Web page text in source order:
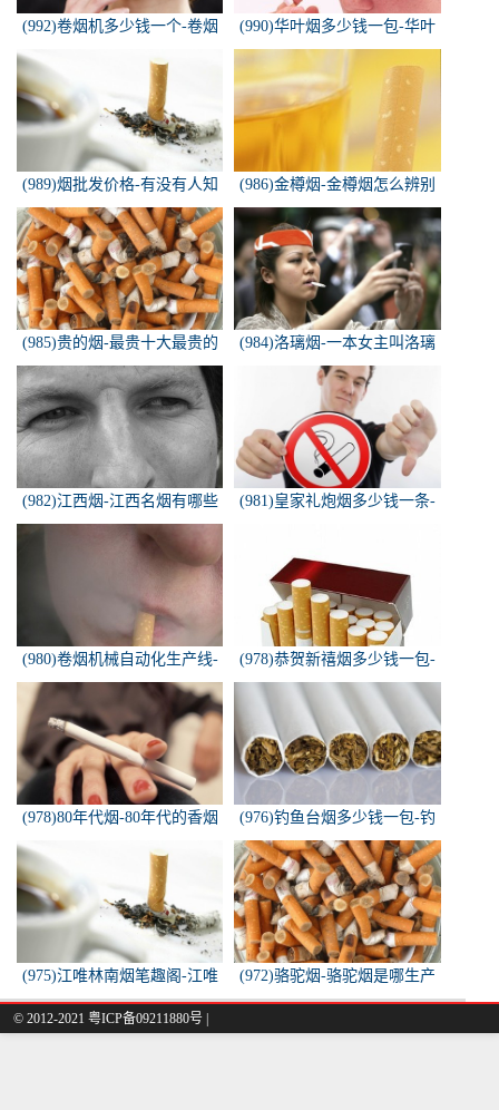
(992)卷烟机多少钱一个-卷烟
(990)华叶烟多少钱一包-华叶
烟价格多少钱一包
(989)烟批发价格-有没有人知
道，各种香烟批发价？
(986)金樽烟-金樽烟怎么辨别
真假
(985)贵的烟-最贵十大最贵的
香烟是什么
(984)洛璃烟-一本女主叫洛璃
烟的快穿小说，叫什么名字来
着？？？
(982)江西烟-江西名烟有哪些
(981)皇家礼炮烟多少钱一条-
(980)卷烟机械自动化生产线-
中国烟草机械集团
(978)恭贺新禧烟多少钱一包-
恭贺新禧香烟有细支的多少钱
一盒？
(978)80年代烟-80年代的香烟
(976)钓鱼台烟多少钱一包-钓
鱼台烟多少钱一包
(975)江唯林南烟笔趣阁-江唯
林南烟小说叫什么名字？
(972)骆驼烟-骆驼烟是哪生产
的
© 2012-2021 粤ICP备09211880号 |